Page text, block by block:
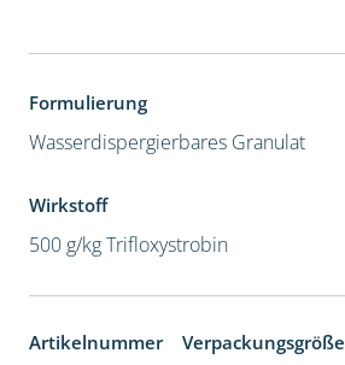
Formulierung
Wasserdispergierbares Granulat
Wirkstoff
500 g/kg Trifloxystrobin
Artikelnummer Verpackungsgröße